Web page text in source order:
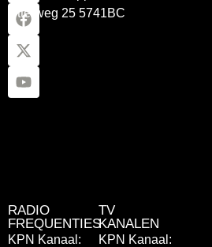
Otterweg 25 5741BC
RADIO
FREQUENTIES
KPN Kanaal:
TV
KANALEN
KPN Kanaal: